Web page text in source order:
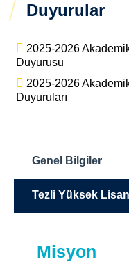
Duyurular
2025-2026
Duyurusu
2025-2026
Duyuruları
Genel Bilgiler
Misyon
Tezli Yüksek
Eğitim Dili